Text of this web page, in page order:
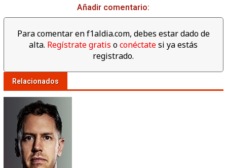
Añadir comentario:
Para comentar en f1aldia.com, debes estar dado de
alta. Regístrate gratis oconéctatesi ya estás
registrado.
Relacionados